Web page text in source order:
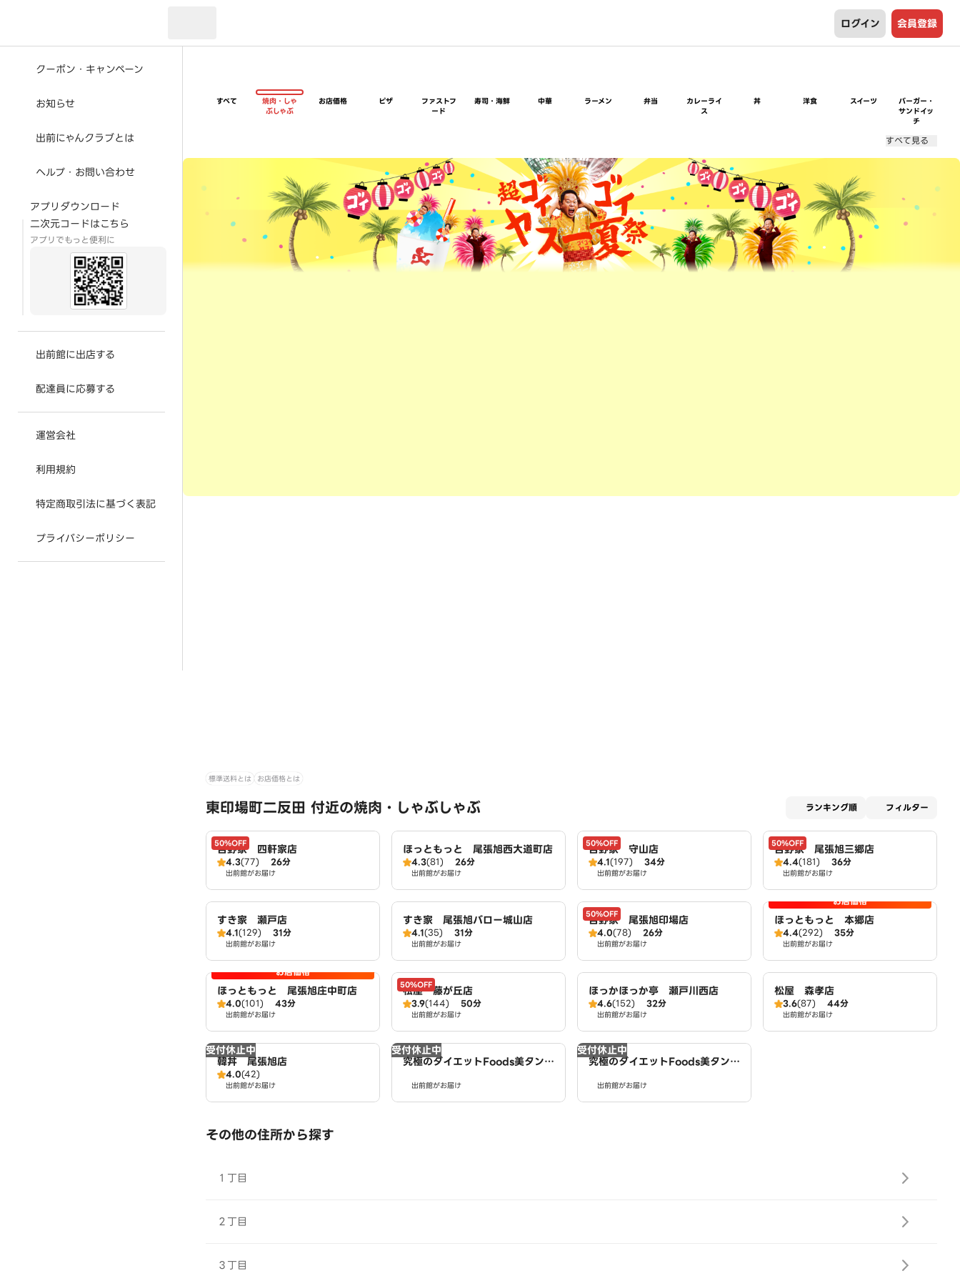
ログイン 会員登録
クーポン・キャンペーン
お知らせ
出前にゃんクラブとは
ヘルプ・お問い合わせ
アプリダウンロード
二次元コードはこちら
アプリでもっと便利に
出前館に出店する
配達員に応募する
運営会社
利用規約
特定商取引法に基づく表記
プライバシーポリシー
すべて
焼肉・しゃ
ぶしゃぶ
お店価格 ピザ
ファストフ
ード
寿司・海鮮 中華 ラーメン 弁当
カレーライ
ス
丼 洋食 スイーツ
バーガー・
サンドイッ
チ
すべて見る
超ゴイゴイヤスー夏祭
標準送料とは お店価格とは
東印場町二反田 付近の焼肉・しゃぶしゃぶ ランキング順 フィルター
50%OFF
吉野家 四軒家店
4.3(77) 26分
出前館がお届け
ほっともっと 尾張旭西大道町店
4.3(81) 26分
出前館がお届け
50%OFF
吉野家 守山店
4.1(197) 34分
出前館がお届け
50%OFF
吉野家 尾張旭三郷店
4.4(181) 36分
出前館がお届け
すき家 瀬戸店
4.1(129) 31分
出前館がお届け
すき家 尾張旭バロー城山店
4.1(35) 31分
出前館がお届け
50%OFF
吉野家 尾張旭印場店
4.0(78) 26分
出前館がお届け
お店価格
ほっともっと 本郷店
4.4(292) 35分
出前館がお届け
お店価格
ほっともっと 尾張旭庄中町店
4.0(101) 43分
出前館がお届け
50%OFF
松屋 藤が丘店
3.9(144) 50分
出前館がお届け
ほっかほっか亭 瀬戸川西店
4.6(152) 32分
出前館がお届け
松屋 森孝店
3.6(87) 44分
出前館がお届け
受付休止中
韓丼 尾張旭店
4.0(42)
出前館がお届け
受付休止中
究極のダイエットFoods美タンパ
出前館がお届け
受付休止中
究極のダイエットFoods美タンパ
出前館がお届け
その他の住所から探す
１丁目
２丁目
３丁目